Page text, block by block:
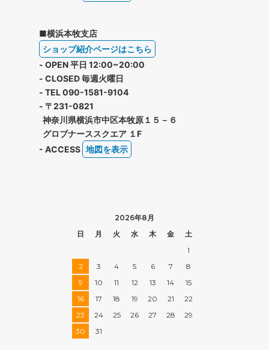
■横浜本牧支店
ショップ紹介ページはこちら
- OPEN 平日 12:00~20:00
- CLOSED 毎週火曜日
- TEL 090-1581-9104
- 〒231-0821
神奈川県横浜市中区本牧原１５－６
グロブナーススクエア １F
- ACCESS 地図を表示
2026年8月
日
月 火 水 木 金
土
1
2
3 4 5 6 7
8
9
10 11 12 13 14
15
16
17 18 19 20 21
22
23
24 25 26 27 28
29
30
31